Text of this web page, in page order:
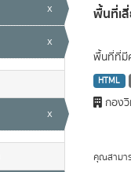
x
x
x
พื้นที่เ
พื้นที่ที่มี
HTML
กองวิ
คุณสามา